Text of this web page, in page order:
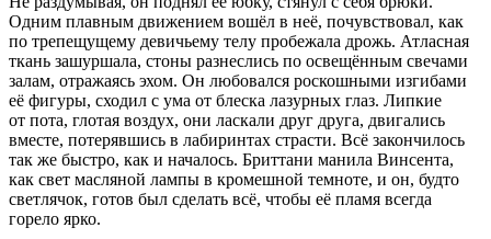
Одним плавным движением вошёл в неё, почувствовал, как
по трепещущему девичьему телу пробежала дрожь. Атласная
ткань зашуршала, стоны разнеслись по освещённым свечами
залам, отражаясь эхом. Он любовался роскошными изгибами
её фигуры, сходил с ума от блеска лазурных глаз. Липкие
от пота, глотая воздух, они ласкали друг друга, двигались
вместе, потерявшись в лабиринтах страсти. Всё закончилось
так же быстро, как и началось. Бриттани манила Винсента,
как свет масляной лампы в кромешной темноте, и он, будто
светлячок, готов был сделать всё, чтобы её пламя всегда
горело ярко.